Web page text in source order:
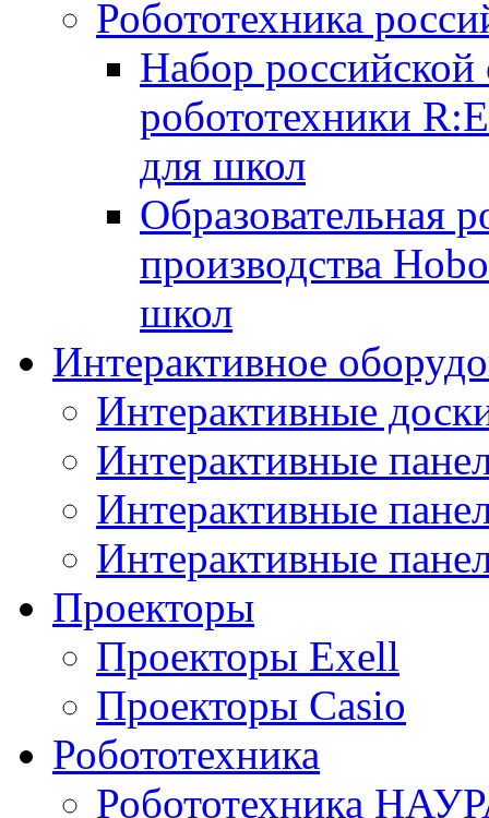
Робототехника
Набор российской
робототехники
для школ
Образовательная
производства
школ
Интерактивное
Интерактивные
Интерактивные
Интерактивные
Интерактивные
Проекторы
Проекторы Exell
Проекторы Casio
Робототехника
Робототехника